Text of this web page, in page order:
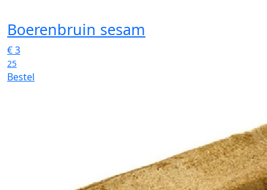
Boerenbruin sesam
€3
25
Bestel